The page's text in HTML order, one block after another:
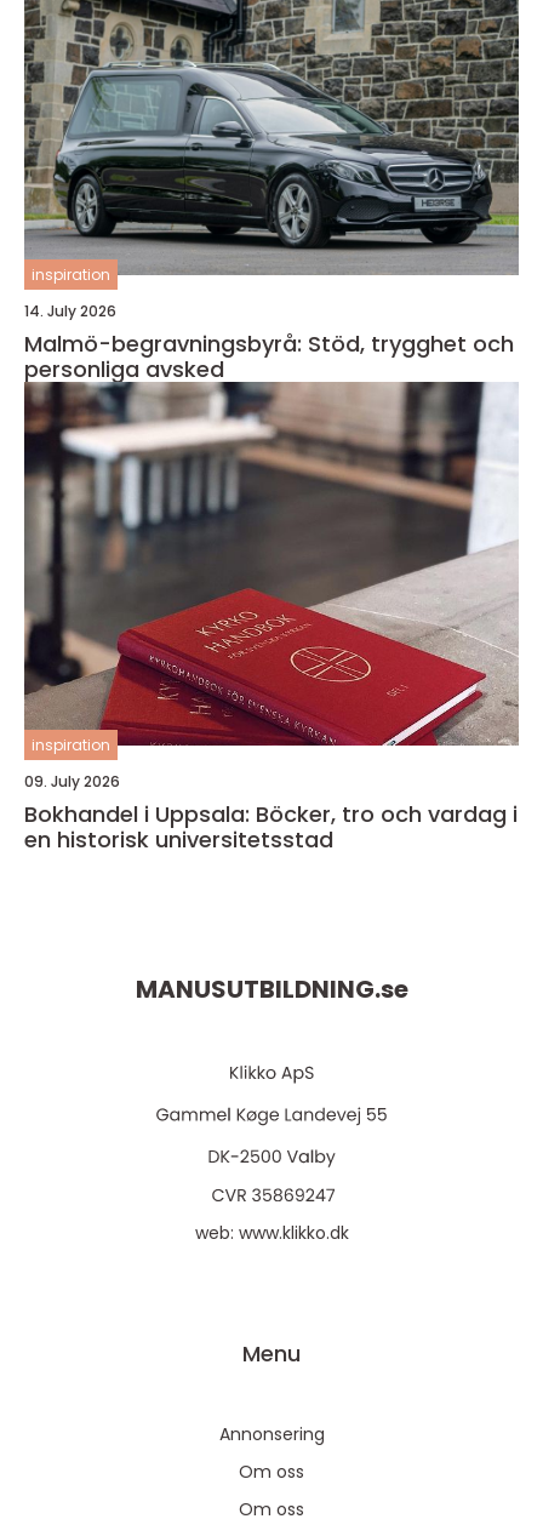
inspiration
14. July 2026
Malmö-begravningsbyrå: Stöd, trygghet och
personliga avsked
inspiration
09. July 2026
Bokhandel i Uppsala: Böcker, tro och vardag i
en historisk universitetsstad
MANUSUTBILDNING.se
web: www.klikko.dk
Menu
Annonsering
Om oss
Om oss